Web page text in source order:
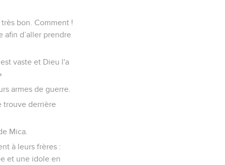
bon. Comment !
afin d’aller prendre
vaste et Dieu l'a
armes de guerre.
trouve derrière
Mica.
à leurs frères :
et une idole en